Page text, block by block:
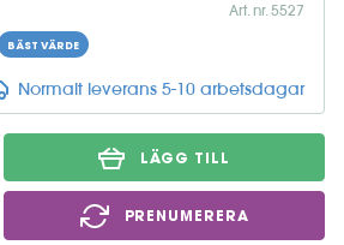
BÄST VÄRDE
Art. nr. 5527
Normalt leverans 5-10 arbetsdagar
LÄGG TILL
PRENUMERERA